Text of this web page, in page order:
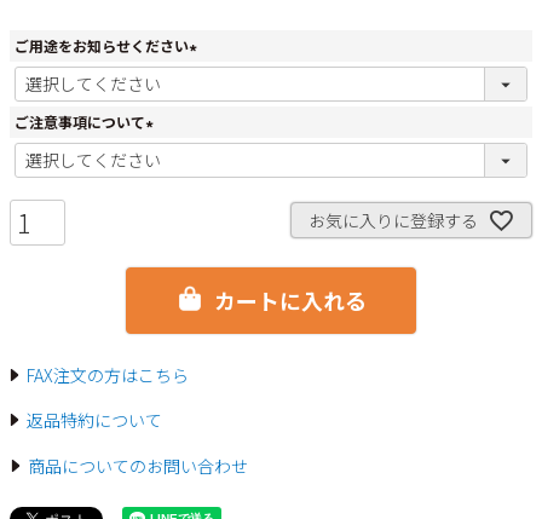
ご用途をお知らせください
(
)
ご注意事項について
(
必
お気に入りに登録する
カートに入れる
FAX注文の方はこちら
返品特約について
商品についてのお問い合わせ